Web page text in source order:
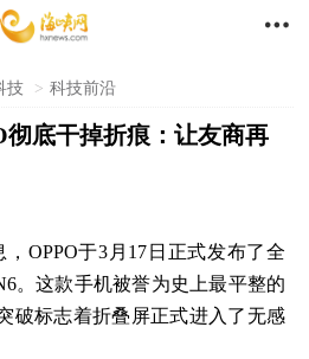

技 > 科技前沿
彻底干掉折痕：让友商再
，OPPO于3月17日正式发布了全
。这款手机被誉为史上最平整的
破标志着折叠屏正式进入了无感